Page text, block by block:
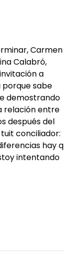
Carmen
Calabró,
a
porque sabe
demostrando
relación entre
después del
conciliador:
hay q
intentando